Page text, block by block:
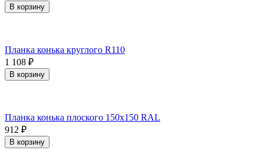
В корзину
Планка конька круглого R110
1 108 ₽
В корзину
Планка конька плоского 150х150 RAL
912 ₽
В корзину